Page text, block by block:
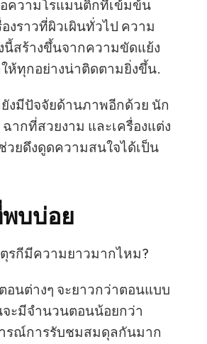
ความโรแมนติกที่เข้มข้น
งราวที่ผิวเผินทั่วไป ความ
นี้สร้างขึ้นจากความขัดแย้ง
ห้ทุกอย่างน่าติดตามยิ่งขึ้น.
งมีปัจจัยด้านภาพอีกด้วย นัก
ากที่สวยงาม และเครื่องแต่ง
ยดึงดูดความสนใจได้เป็น
บบ่อย
รกีมีความยาวมากไหม?
อนต่างๆ จะยาวกว่าตอนแบบ
ะมีจำนวนตอนน้อยกว่า
รณ์การรับชมสมดุลกันมาก